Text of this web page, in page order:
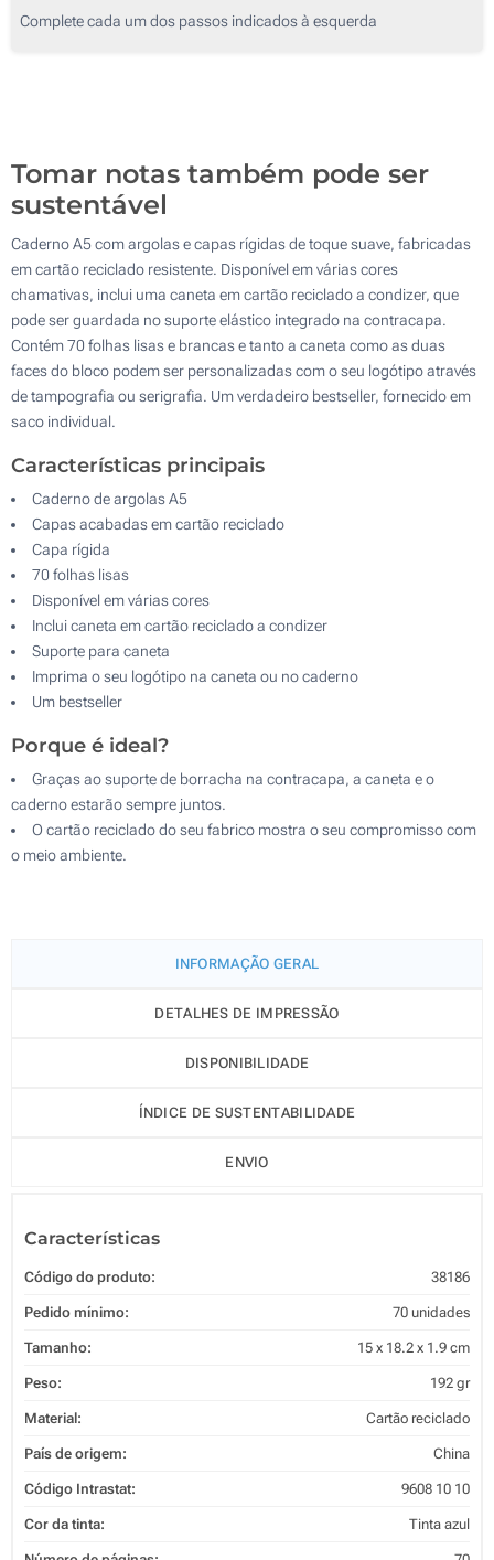
350
Complete cada um dos passos indicados à esquerda
Tomar notas também pode ser
sustentável
Caderno A5 com argolas e capas rígidas de toque suave, fabricadas
em cartão reciclado resistente. Disponível em várias cores
chamativas, inclui uma caneta em cartão reciclado a condizer, que
pode ser guardada no suporte elástico integrado na contracapa.
Contém 70 folhas lisas e brancas e tanto a caneta como as duas
faces do bloco podem ser personalizadas com o seu logótipo através
de tampografia ou serigrafia. Um verdadeiro bestseller, fornecido em
saco individual.
Características principais
Caderno de argolas A5
Capas acabadas em cartão reciclado
Capa rígida
70 folhas lisas
Disponível em várias cores
Inclui caneta em cartão reciclado a condizer
Suporte para caneta
Imprima o seu logótipo na caneta ou no caderno
Um bestseller
Porque é ideal?
Graças ao suporte de borracha na contracapa, a caneta e o
caderno estarão sempre juntos.
O cartão reciclado do seu fabrico mostra o seu compromisso com
o meio ambiente.
INFORMAÇÃO GERAL
DETALHES DE IMPRESSÃO
DISPONIBILIDADE
ÍNDICE DE SUSTENTABILIDADE
ENVIO
Características
Código do produto: 38186
Pedido mínimo: 70 unidades
Tamanho: 15 x 18.2 x 1.9 cm
Peso: 192 gr
Material: Cartão reciclado
País de origem: China
Código Intrastat: 9608 10 10
Cor da tinta: Tinta azul